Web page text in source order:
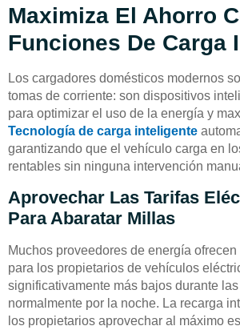
Maximiza El Ahorro
Funciones De Carga
Los cargadores domésticos modernos
tomas de corriente: son dispositivos
para optimizar el uso de la energía y
Tecnología de carga inteligente
garantizando que el vehículo carga en
rentables sin ninguna intervención
Aprovechar Las Tarifas
Para Abaratar Millas
Muchos proveedores de energía
para los propietarios de vehículos
significativamente más bajos durante
normalmente por la noche. La recarga
los propietarios aprovechar al máximo